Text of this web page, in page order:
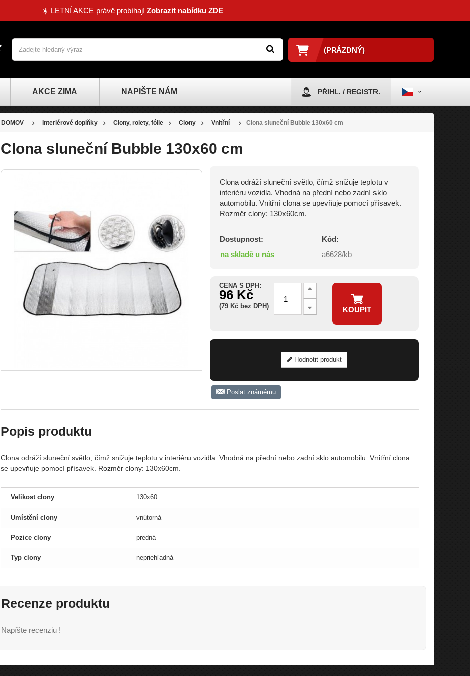
☀️ LETNÍ AKCE právě probíhají Zobrazit nabídku ZDE
(PRÁZDNÝ)
AKCE ZIMA NAPIŠTE NÁM PŘIHL. / REGISTR.
DOMOV Interiérové doplňky Clony, rolety, fólie Clony Vnitřní Clona sluneční Bubble 130x60 cm
Clona sluneční Bubble 130x60 cm
Clona odráží sluneční světlo, čímž snižuje teplotu v
interiéru vozidla. Vhodná na přední nebo zadní sklo
automobilu. Vnitřní clona se upevňuje pomocí přísavek.
Rozměr clony: 130x60cm.
Dostupnost:
na skladě u nás
Kód:
a6628/kb
CENA S DPH:
96 Kč
(79 Kč bez DPH) KOUPIT
Hodnotit produkt
Poslat známému
Popis produktu
Clona odráží sluneční světlo, čímž snižuje teplotu v interiéru vozidla. Vhodná na přední nebo zadní sklo automobilu. Vnitřní clona
se upevňuje pomocí přísavek. Rozměr clony: 130x60cm.
Velikost clony 130x60
Umístění clony vnútorná
Pozice clony predná
Typ clony nepriehľadná
Recenze produktu
Napíšte recenziu !